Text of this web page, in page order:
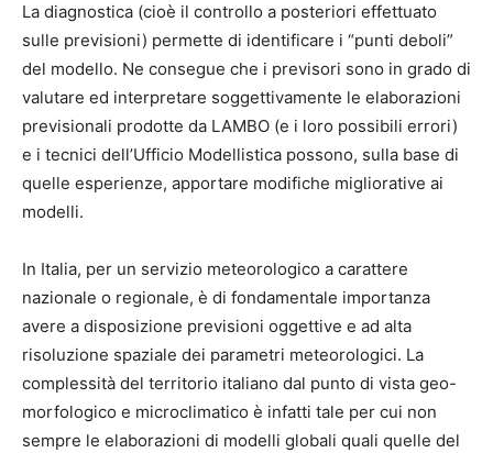
La diagnostica (cioè il controllo a posteriori effettuato
sulle previsioni) permette di identificare i “punti deboli”
del modello. Ne consegue che i previsori sono in grado di
valutare ed interpretare soggettivamente le elaborazioni
previsionali prodotte da LAMBO (e i loro possibili errori)
e i tecnici dell’Ufficio Modellistica possono, sulla base di
quelle esperienze, apportare modifiche migliorative ai
modelli.
In Italia, per un servizio meteorologico a carattere
nazionale o regionale, è di fondamentale importanza
avere a disposizione previsioni oggettive e ad alta
risoluzione spaziale dei parametri meteorologici. La
complessità del territorio italiano dal punto di vista geo-
morfologico e microclimatico è infatti tale per cui non
sempre le elaborazioni di modelli globali quali quelle del